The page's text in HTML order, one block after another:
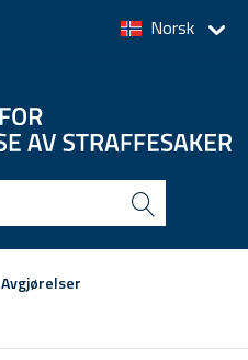
to
to
Norsk
Avgjørelser